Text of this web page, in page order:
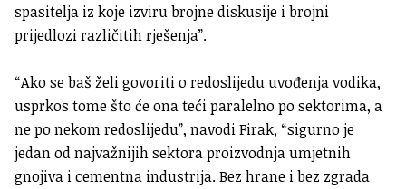
spasitelja iz koje izviru brojne diskusije i brojni
prijedlozi različitih rješenja”.
“Ako se baš želi govoriti o redoslijedu uvođenja vodika,
usprkos tome što će ona teći paralelno po sektorima, a
ne po nekom redoslijedu”, navodi Firak, “sigurno je
jedan od najvažnijih sektora proizvodnja umjetnih
gnojiva i cementna industrija. Bez hrane i bez zgrada